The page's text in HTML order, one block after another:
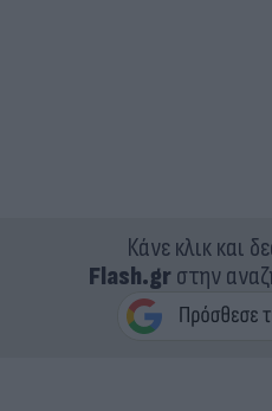
Κάνε κλικ και
Flash.grστην